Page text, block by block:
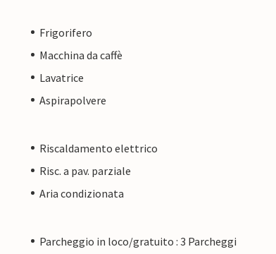
Frigorifero
Macchina da caffè
Lavatrice
Aspirapolvere
Riscaldamento elettrico
Risc. a pav. parziale
Aria condizionata
Parcheggio in loco/gratuito : 3 Parcheggi